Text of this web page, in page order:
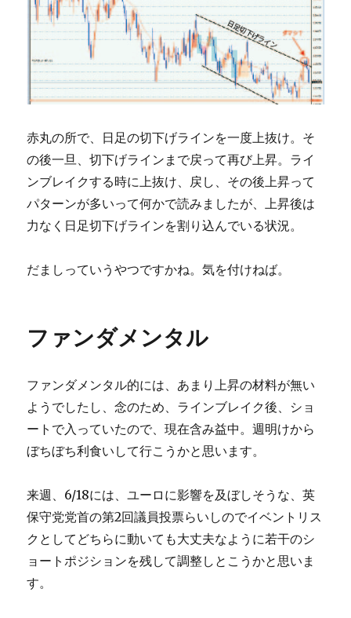
赤丸の所で、日足の切下げラインを一度上抜け。そ
の後一旦、切下げラインまで戻って再び上昇。ライ
ンブレイクする時に上抜け、戻し、その後上昇って
パターンが多いって何かで読みましたが、上昇後は
力なく日足切下げラインを割り込んでいる状況。
だましっていうやつですかね。気を付けねば。
ファンダメンタル
ファンダメンタル的には、あまり上昇の材料が無い
ようでしたし、念のため、ラインブレイク後、ショ
ートで入っていたので、現在含み益中。週明けから
ぼちぼち利食いして行こうかと思います。
来週、6/18には、ユーロに影響を及ぼしそうな、英
保守党党首の第2回議員投票らいしのでイベントリス
クとしてどちらに動いても大丈夫なように若干のシ
ョートポジションを残して調整しとこうかと思いま
す。